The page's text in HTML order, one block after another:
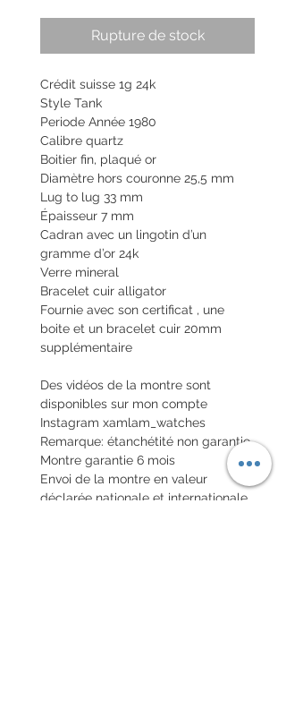
Rupture de stock
Crédit suisse 1g 24k
Style Tank
Periode Année 1980
Calibre quartz
Boitier fin, plaqué or
Diamètre hors couronne 25,5 mm
Lug to lug 33 mm
Épaisseur 7 mm
Cadran avec un lingotin d’un
gramme d’or 24k
Verre mineral
Bracelet cuir alligator
Fournie avec son certificat , une
boite et un bracelet cuir 20mm
supplémentaire
Des vidéos de la montre sont
disponibles sur mon compte
Instagram xamlam_watches
Remarque: étanchétité non garantie
Montre garantie 6 mois
Envoi de la montre en valeur
déclarée nationale et internationale